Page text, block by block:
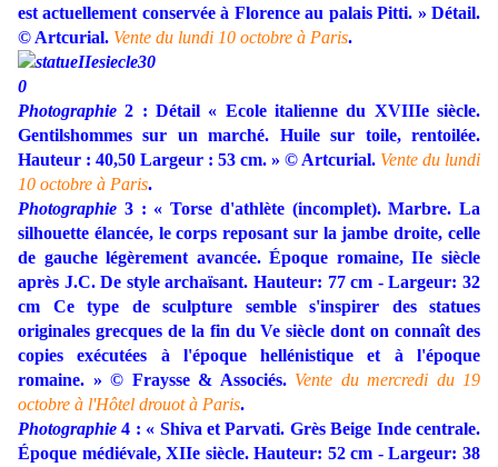
est actuellement conservée à Florence au palais Pitti. » Détail.
© Artcurial. Vente du lundi 10 octobre à Paris.
Photographie 2 : Détail « Ecole italienne du XVIIIe siècle.
Gentilshommes sur un marché. Huile sur toile, rentoilée.
Hauteur : 40,50 Largeur : 53 cm. » © Artcurial. Vente du lundi
10 octobre à Paris.
Photographie 3 : « Torse d'athlète (incomplet). Marbre. La
silhouette élancée, le corps reposant sur la jambe droite, celle
de gauche légèrement avancée. Époque romaine, IIe siècle
après J.C. De style archaïsant. Hauteur: 77 cm - Largeur: 32
cm Ce type de sculpture semble s'inspirer des statues
originales grecques de la fin du Ve siècle dont on connaît des
copies exécutées à l'époque hellénistique et à l'époque
romaine. » © Fraysse & Associés. Vente du mercredi du 19
octobre à l'Hôtel drouot à Paris.
Photographie 4 : « Shiva et Parvati. Grès Beige Inde centrale.
Époque médiévale, XIIe siècle. Hauteur: 52 cm - Largeur: 38